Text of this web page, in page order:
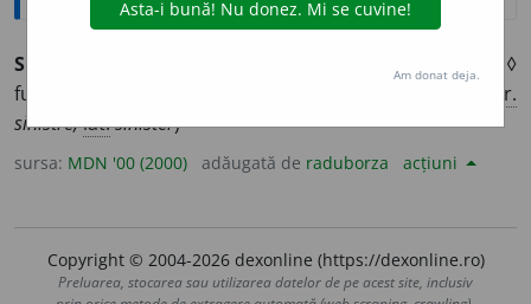
SIN
groaznic, înspăimântător; oribil. ◊
funest. II.
fr.
sinistre,lat.sinister)
sursa: MDN '00 (2000) adăugată de raduborza acțiuni
Copyright © 2004-2026 dexonline (https://dexonline.ro)
Preluarea, stocarea sau utilizarea datelor de pe acest site, inclusiv
Am donat deja.